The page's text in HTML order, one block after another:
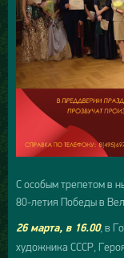
С особым трепетом в
80-летия Победы в
26 марта, в 16.00, в
художника СССР,